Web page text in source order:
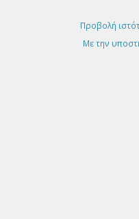
Προβολή
Με την